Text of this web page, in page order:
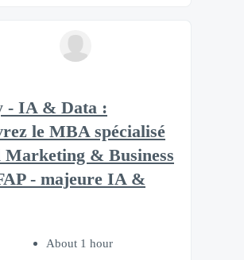
- IA & Data :
le MBA spécialisé
& Business
- majeure IA &
About 1 hour